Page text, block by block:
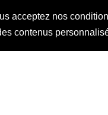
acceptez nos
contenus